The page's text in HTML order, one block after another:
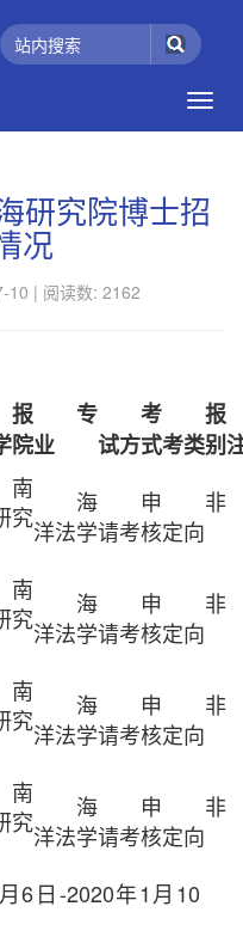
研究院博士招
况
10 | 阅读数: 2162
报
院
专
业
考
试方式
报
考类别
南
究
海
洋法学
申
请考核
非
定向
南
究
海
洋法学
申
请考核
非
定向
南
究
海
洋法学
申
请考核
非
定向
南
究
海
洋法学
申
请考核
非
定向
6日-2020年1月10